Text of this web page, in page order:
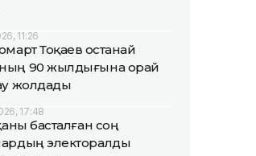
11:26
Тоқаев Қостанай
90 жылдығына орай
жолдады
17:48
басталған соң
электоралды